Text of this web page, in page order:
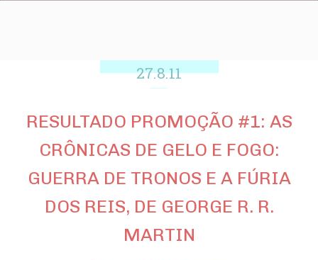
27.8.11
RESULTADO PROMOÇÃO #1: AS
CRÔNICAS DE GELO E FOGO:
GUERRA DE TRONOS E A FÚRIA
DOS REIS, DE GEORGE R. R.
MARTIN